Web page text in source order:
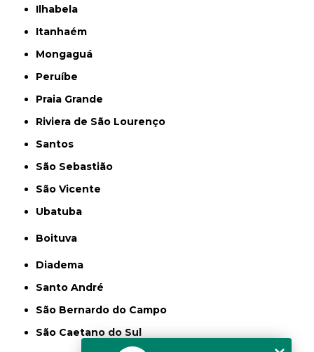
Ilhabela
Itanhaém
Mongaguá
Peruíbe
Praia Grande
Riviera de São Lourenço
Santos
São Sebastião
São Vicente
Ubatuba
Boituva
Diadema
Santo André
São Bernardo do Campo
São Caetano do Sul